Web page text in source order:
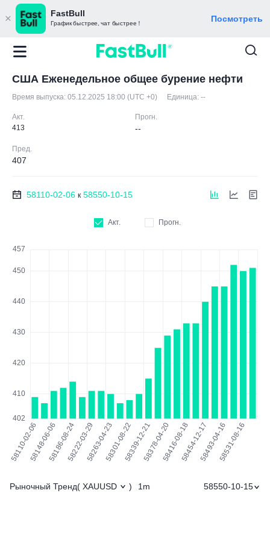
FastBull
График быстрее, чат быстрее！ Посмотреть
США Еженедельное общее бурение нефти
Время выпуска: 05.12.2025 18:00 (UTC +0) Единица: --
Акт.
413
Прогн.
--
Пред.
407
58110-02-06 к 58550-10-15
Акт. Прогн.
Рыночный Тренд( XAUUSD ) 1m 58550-10-15